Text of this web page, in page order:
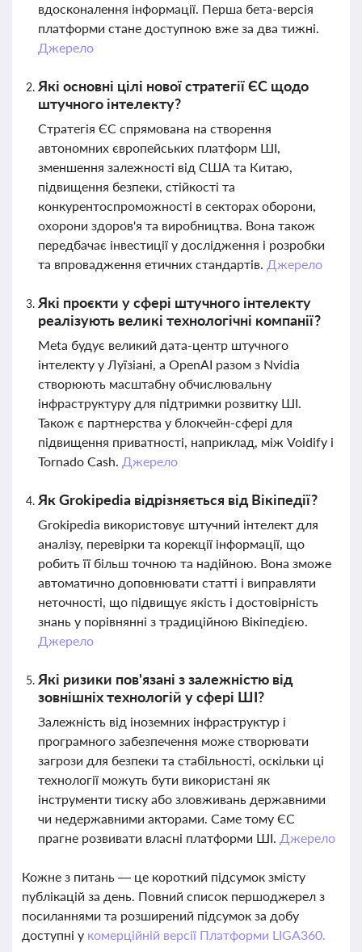
вдосконалення інформації. Перша бета-версія
платформи стане доступною вже за два тижні.
Джерело
Які основні цілі нової стратегії ЄС щодо
штучного інтелекту?
Стратегія ЄС спрямована на створення
автономних європейських платформ ШІ,
зменшення залежності від США та Китаю,
підвищення безпеки, стійкості та
конкурентоспроможності в секторах оборони,
охорони здоров'я та виробництва. Вона також
передбачає інвестиції у дослідження і розробки
та впровадження етичних стандартів. Джерело
Які проєкти у сфері штучного інтелекту
реалізують великі технологічні компанії?
Meta будує великий дата-центр штучного
інтелекту у Луїзіані, а OpenAI разом з Nvidia
створюють масштабну обчислювальну
інфраструктуру для підтримки розвитку ШІ.
Також є партнерства у блокчейн-сфері для
підвищення приватності, наприклад, між Voidify і
Tornado Cash. Джерело
Як Grokipedia відрізняється від Вікіпедії?
Grokipedia використовує штучний інтелект для
аналізу, перевірки та корекції інформації, що
робить її більш точною та надійною. Вона зможе
автоматично доповнювати статті і виправляти
неточності, що підвищує якість і достовірність
знань у порівнянні з традиційною Вікіпедією.
Джерело
Які ризики пов'язані з залежністю від
зовнішніх технологій у сфері ШІ?
Залежність від іноземних інфраструктур і
програмного забезпечення може створювати
загрози для безпеки та стабільності, оскільки ці
технології можуть бути використані як
інструменти тиску або зловживань державними
чи недержавними акторами. Саме тому ЄС
прагне розвивати власні платформи ШІ. Джерело
Кожне з питань — це короткий підсумок змісту
публікацій за день. Повний список першоджерел з
посиланнями та розширений підсумок за добу
доступні у комерційній версії Платформи LIGA360.